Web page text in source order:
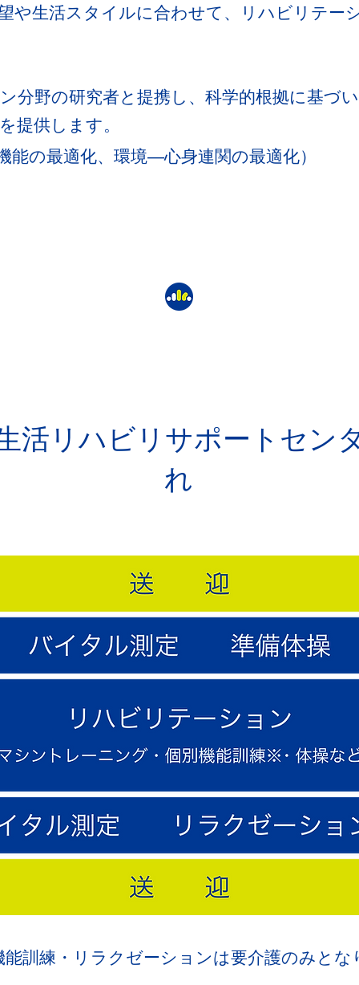
や生活スタイルに合わせて、リハビリテー
分野の研究者と提携し、科学的根拠に基づ
提供します。
能の最適化、環境―心身連関の最適化）
活リハビリサポートセン
れ
訓練・リラクゼーションは要介護のみとな